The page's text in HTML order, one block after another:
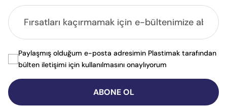
ABONE OL
Paylaşmış olduğum e-posta adresimin Plastimak tarafından
bülten iletişimi için kullanılmasını onaylıyorum